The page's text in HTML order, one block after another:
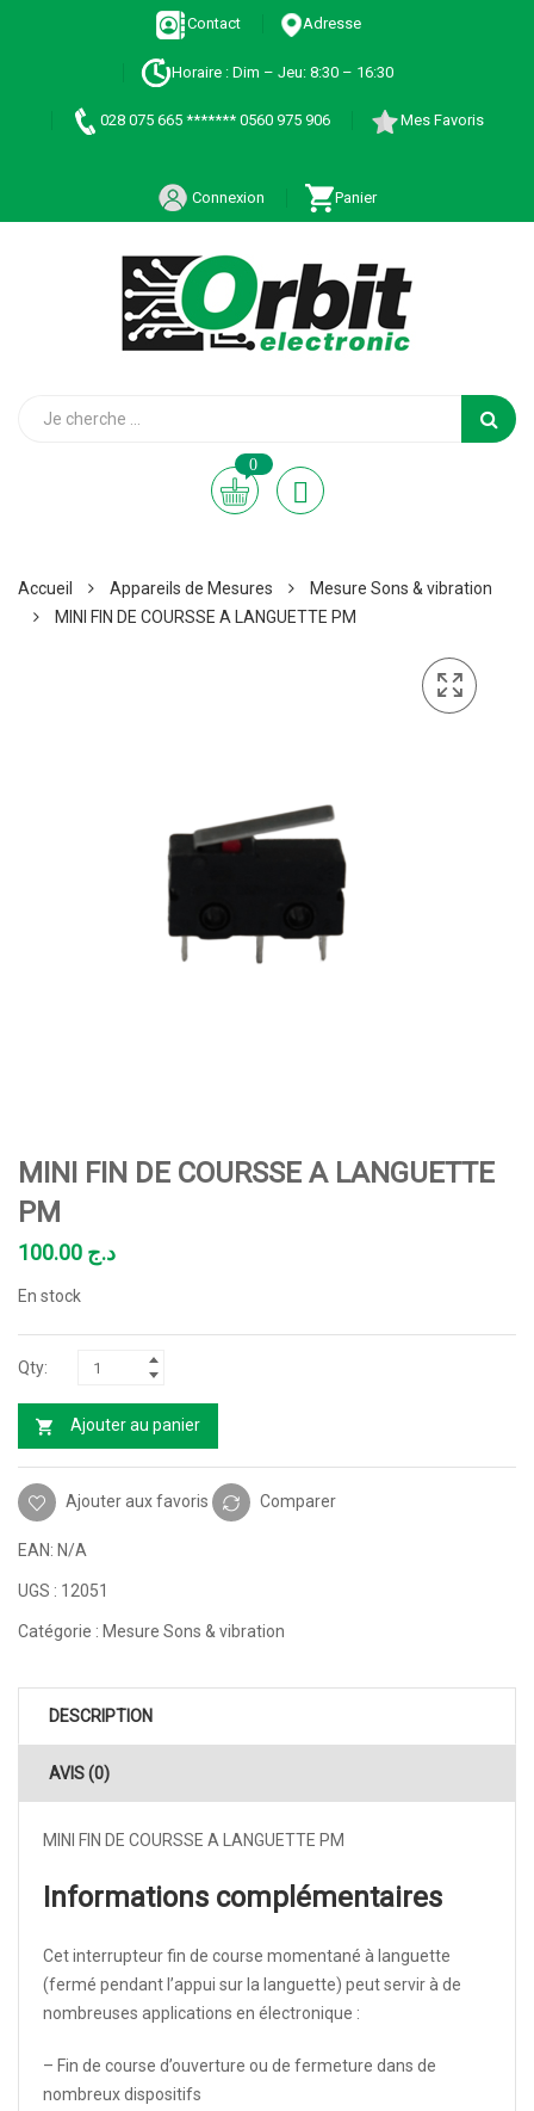
Contact Adresse
Horaire : Dim – Jeu: 8:30 – 16:30
028 075 665 ******* 0560 975 906 Mes Favoris
Connexion Panier
0
Accueil Appareils de Mesures
Mesure Sons & vibration
MINI FIN DE COURSSE A LANGUETTE PM
MINI FIN DE COURSSE A LANGUETTE
PM
د.ج
En stock
Ajouter au panier
Ajouter aux favoris Comparer
EAN: N/A
UGS : 12051
Catégorie : Mesure Sons & vibration
DESCRIPTION
AVIS (0)
MINI FIN DE COURSSE A LANGUETTE PM
Informations complémentaires
Cet interrupteur fin de course momentané à languette
(fermé pendant l’appui sur la languette) peut servir à de
nombreuses applications en électronique :
– Fin de course d’ouverture ou de fermeture dans de
nombreux dispositifs